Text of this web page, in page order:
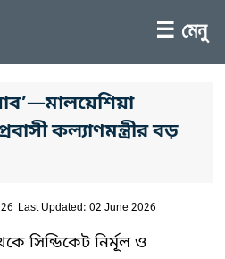
☰ মেনু
কল্যাণমন্ত্রীর বড়
Last Updated: 02 June 2026
সিন্ডিকেট নির্মূল ও